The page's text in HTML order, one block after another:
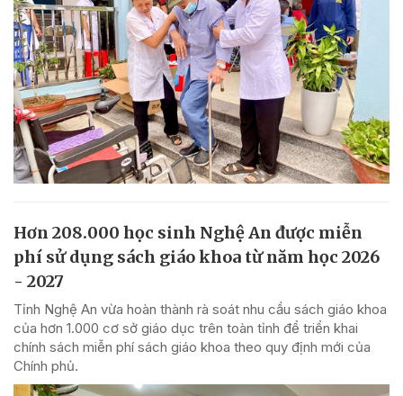
Hơn 208.000 học sinh Nghệ An được miễn
phí sử dụng sách giáo khoa từ năm học 2026
- 2027
Tỉnh Nghệ An vừa hoàn thành rà soát nhu cầu sách giáo khoa
của hơn 1.000 cơ sở giáo dục trên toàn tỉnh để triển khai
chính sách miễn phí sách giáo khoa theo quy định mới của
Chính phủ.